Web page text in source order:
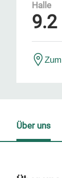
Halle
9.2
Über uns